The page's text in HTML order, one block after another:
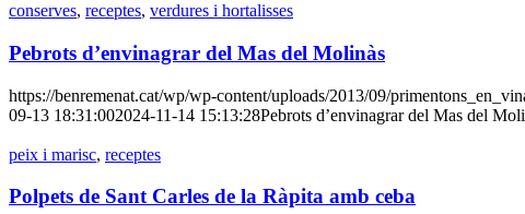
conserves, receptes, verdures i hortalisses
Pebrots d’envinagrar del Mas del Molinàs
https://benremenat.cat/wp/wp-content/uploads/2013/09/
09-13 18:31:002024-11-14 15:13:28Pebrots d’envinagrar del Mas del
peix i marisc, receptes
Polpets de Sant Carles de la Ràpita amb ceba